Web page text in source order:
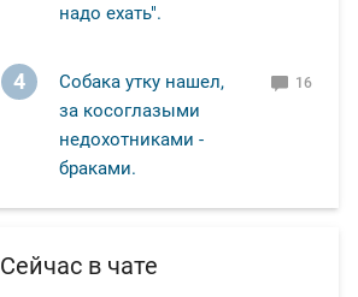
надо ехать".
4
Собака утку нашел,
за косоглазыми
недохотниками -
браками.
16
Сейчас в чате